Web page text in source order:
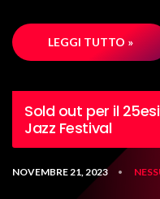
LEGGI TUTTO »
Sold out per il
Jazz Festival
NOVEMBRE 21, 2023 •